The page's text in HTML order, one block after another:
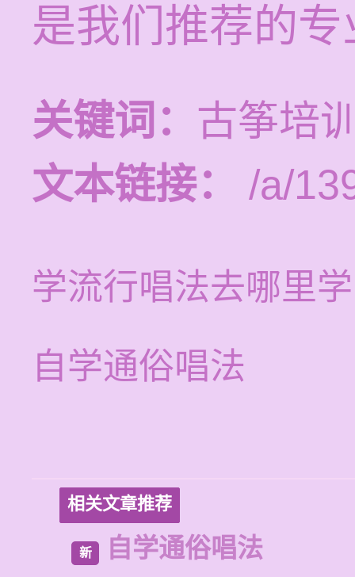
是我们推荐的
关键词： 古筝培
文本链接：
/a/
学流行唱法去哪里
自学通俗唱法
相关文章推荐
新 自学通俗唱法